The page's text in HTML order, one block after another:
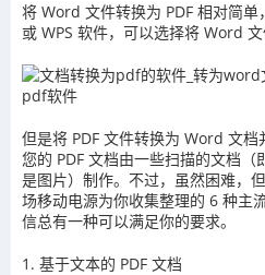
将 Word 文件转换为 PDF 相对简
或 WPS 软件，可以选择将 Word 文
但是将 PDF 文件转换为 Word 文
您的 PDF 文档由一些扫描的文档
是图片）制作。不过，虽然困难，
场移动电源为你收集整理的 6 种主
信总有一种可以满足你的要求。
1. 基于文本的 PDF 文档